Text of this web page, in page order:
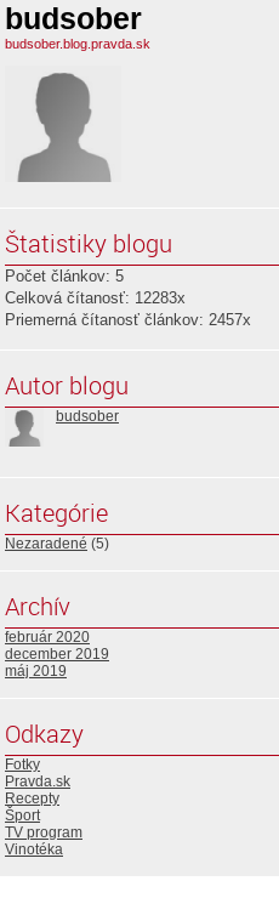
budsober
budsober.blog.pravda.sk
Štatistiky blogu
Počet článkov: 5
Celková čítanosť: 12283x
Priemerná čítanosť článkov: 2457x
Autor blogu
budsober
Kategórie
Nezaradené (5)
Archív
február 2020
december 2019
máj 2019
Odkazy
Fotky
Pravda.sk
Recepty
Šport
TV program
Vinotéka